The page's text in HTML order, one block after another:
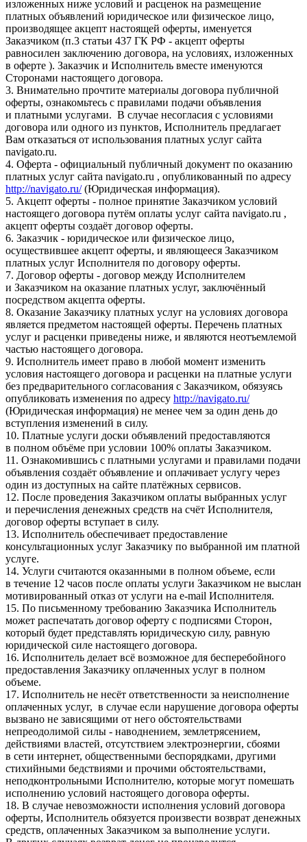
изложенных ниже условий и расценок на размещение
платных объявлений юридическое или физическое лицо,
производящее акцепт настоящей оферты, именуется
Заказчиком (п.3 статьи 437 ГК РФ - акцепт оферты
равносилен заключению договора, на условиях, изложенных
в оферте ). Заказчик и Исполнитель вместе именуются
Сторонами настоящего договора.
3. Внимательно прочтите материалы договора публичной
оферты, ознакомьтесь с правилами подачи объявления
и платными услугами. В случае несогласия с условиями
договора или одного из пунктов, Исполнитель предлагает
Вам отказаться от использования платных услуг сайта
navigato.ru.
4. Оферта - официальный публичный документ по оказанию
платных услуг сайта navigato.ru , опубликованный по адресу
http://navigato.ru/(Юридическая информация).
5. Акцепт оферты - полное принятие Заказчиком условий
настоящего договора путём оплаты услуг сайта navigato.ru ,
акцепт оферты создаёт договор оферты.
6. Заказчик - юридическое или физическое лицо,
осуществившее акцепт оферты, и являющееся Заказчиком
платных услуг Исполнителя по договору оферты.
7. Договор оферты - договор между Исполнителем
и Заказчиком на оказание платных услуг, заключённый
посредством акцепта оферты.
8. Оказание Заказчику платных услуг на условиях договора
является предметом настоящей оферты. Перечень платных
услуг и расценки приведены ниже, и являются неотъемлемой
частью настоящего договора.
9. Исполнитель имеет право в любой момент изменить
условия настоящего договора и расценки на платные услуги
без предварительного согласования с Заказчиком, обязуясь
опубликовать изменения по адресу http://navigato.ru/
(Юридическая информация) не менее чем за один день до
вступления изменений в силу.
10. Платные услуги доски объявлений предоставляются
в полном объёме при условии 100% оплаты Заказчиком.
11. Ознакомившись с платными услугами и правилами подачи
объявления создаёт объявление и оплачивает услугу через
один из доступных на сайте платёжных сервисов.
12. После проведения Заказчиком оплаты выбранных услуг
и перечисления денежных средств на счёт Исполнителя,
договор оферты вступает в силу.
13. Исполнитель обеспечивает предоставление
консультационных услуг Заказчику по выбранной им платной
услуге.
14. Услуги считаются оказанными в полном объеме, если
в течение 12 часов после оплаты услуги Заказчиком не выслан
мотивированный отказ от услуги на e-mail Исполнителя.
15. По письменному требованию Заказчика Исполнитель
может распечатать договор оферту с подписями Сторон,
который будет представлять юридическую силу, равную
юридической силе настоящего договора.
16. Исполнитель делает всё возможное для бесперебойного
предоставления Заказчику оплаченных услуг в полном
объеме.
17. Исполнитель не несёт ответственности за неисполнение
оплаченных услуг, в случае если нарушение договора оферты
вызвано не зависящими от него обстоятельствами
непреодолимой силы - наводнением, землетрясением,
действиями властей, отсутствием электроэнергии, сбоями
в сети интернет, общественными беспорядками, другими
стихийными бедствиями и прочими обстоятельствами,
неподконтрольными Исполнителю, которые могут помешать
исполнению условий настоящего договора оферты.
18. В случае невозможности исполнения условий договора
оферты, Исполнитель обязуется произвести возврат денежных
средств, оплаченных Заказчиком за выполнение услуги.